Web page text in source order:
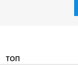
ТОП